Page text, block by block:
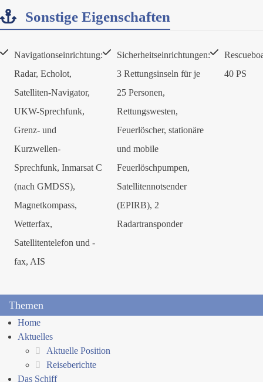
Sonstige Eigenschaften
Navigationseinrichtung:
Radar, Echolot,
Satelliten-Navigator,
UKW-Sprechfunk,
Grenz- und
Kurzwellen-
Sprechfunk, Inmarsat C
(nach GMDSS),
Magnetkompass,
Wetterfax,
Satellitentelefon und -
fax, AIS
Sicherheitseinrichtungen:
3 Rettungsinseln für je
25 Personen,
Rettungswesten,
Feuerlöscher, stationäre
und mobile
Feuerlöschpumpen,
Satellitennotsender
(EPIRB), 2
Radartransponder
40 PS
Themen
Home
Aktuelles
Aktuelle Position
Reiseberichte
Das Schiff